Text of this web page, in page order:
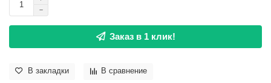
Заказ в 1 клик!
В закладки В сравнение